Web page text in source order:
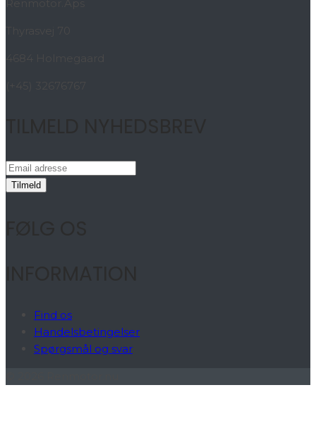
Find os
Handelsbetingelser
Spørgsmål og svar